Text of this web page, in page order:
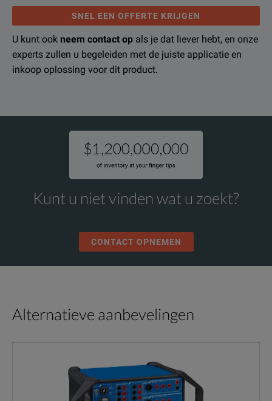
SNEL EEN OFFERTE KRIJGEN
U kunt ook neem contact op als je dat liever hebt, en onze
experts zullen u begeleiden met de juiste applicatie en
inkoop oplossing voor dit product.
Kunt u niet vinden wat u zoekt?
CONTACT OPNEMEN
Alternatieve aanbevelingen